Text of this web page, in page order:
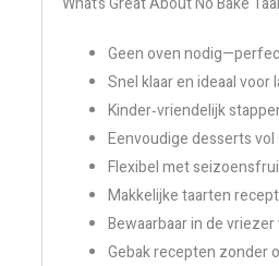
Geen oven
Snel klaar en ideaal
Kinder‑vriendelijk
Eenvoudige desserts vol
Flexibel met
Makkelijke taarten
Bewaarbaar in de
Gebak recepten zonder